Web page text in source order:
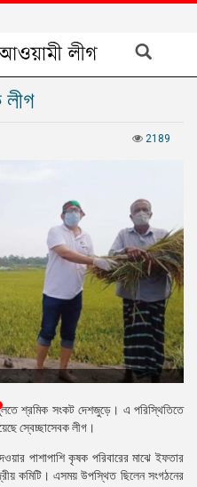
লীগ
2189
শ্রমিক সংকট দেশজুড়ে। এ পরিস্থিতিতে
স্বেচ্ছাসেবক লীগ।
পাশাপাশি কৃষক পরিবারের মাঝে ইফতার
কমিটি। এসময় উপস্থিত ছিলেন সংগঠনের